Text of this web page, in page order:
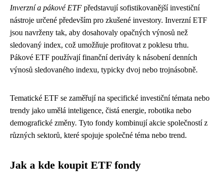
Inverzní a pákové ETF představují sofistikovanější investiční
nástroje určené především pro zkušené investory. Inverzní ETF
jsou navrženy tak, aby dosahovaly opačných výnosů než
sledovaný index, což umožňuje profitovat z poklesu trhu.
Pákové ETF používají finanční deriváty k násobení denních
výnosů sledovaného indexu, typicky dvoj nebo trojnásobně.
Tematické ETF se zaměřují na specifické investiční témata nebo
trendy jako umělá inteligence, čistá energie, robotika nebo
demografické změny. Tyto fondy kombinují akcie společností z
různých sektorů, které spojuje společné téma nebo trend.
Jak a kde koupit ETF fondy